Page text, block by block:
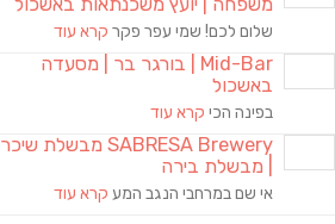
שלום לכם! שמי עפר פקר קרא עוד
Mid-Bar | בורגר בר | מסעדה
באשכול
בפינה הכי קרא עוד
SABRESA Brewery מבשלת שיכר
| מבשלת בירה
אי שם במרחבי הנגב המע קרא עוד